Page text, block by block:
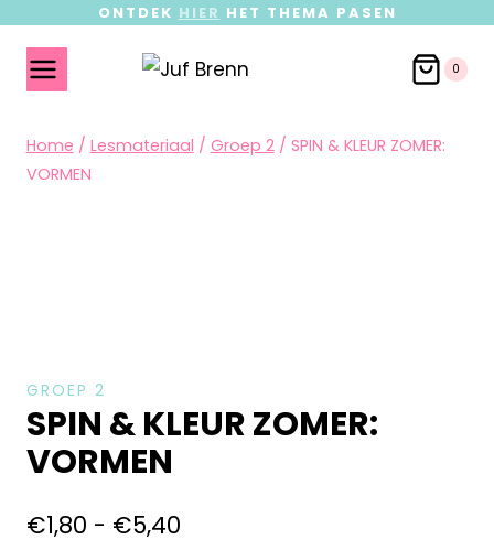
ONTDEK HIER HET THEMA PASEN
0
Home / Lesmateriaal / Groep 2 / SPIN & KLEUR ZOMER:
VORMEN
GROEP 2
SPIN & KLEUR ZOMER:
VORMEN
€1,80 - €5,40